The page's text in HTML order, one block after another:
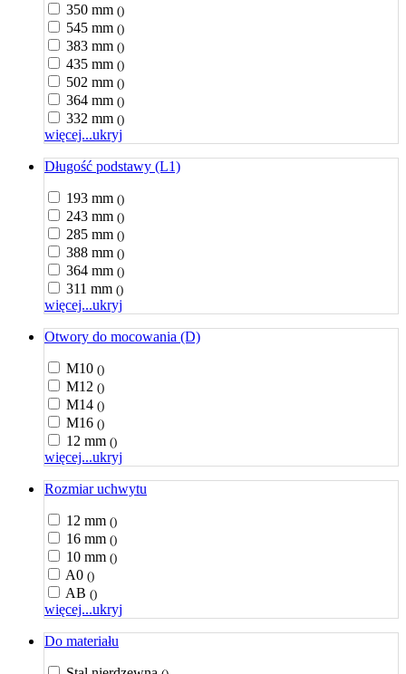
350 mm ()
545 mm ()
383 mm ()
435 mm ()
502 mm ()
364 mm ()
332 mm ()
więcej...ukryj
Długość podstawy (L1)
193 mm ()
243 mm ()
285 mm ()
388 mm ()
364 mm ()
311 mm ()
więcej...ukryj
Otwory do mocowania (D)
M10 ()
M12 ()
M14 ()
M16 ()
12 mm ()
więcej...ukryj
Rozmiar uchwytu
12 mm ()
16 mm ()
10 mm ()
A0 ()
AB ()
więcej...ukryj
Do materiału